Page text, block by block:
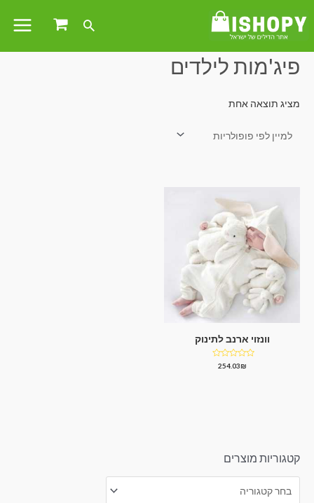
קטגוריות מוצרים
עמוד הבית/ מוצרים המתויגים “פיג'מות לילדים”
פיג'מות לילדים
מציג תוצאה אחת
וונזוי ארנב לתינוק
דורג254.03₪